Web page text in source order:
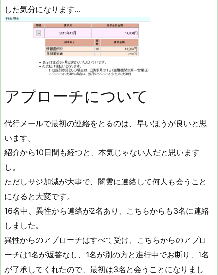
した気分になります…
アプローチについて
代行メールで最初の連絡をとるのは、早いほうが良いと思
います。
紹介から10日間も経つと、本気じゃない人だと思います
し。
ただしサジ加減が大事で、闇雲に連絡して何人も会うこと
になると大変です。
16名中、異性から連絡が2名あり、こちらからも3名に連絡
しました。
異性からのアプローチはすべて受け、こちらからのアプロ
ーチは1名が返答なし、1名が別の方と進行中でお断り、1名
が了承してくれたので、最初は3名と会うことになりまし